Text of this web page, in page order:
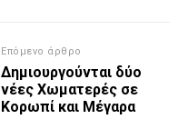
Επόμενο άρθρο
Δημιουργούνται δύο
νέες Χωματερές σε
Κορωπί και Μέγαρα